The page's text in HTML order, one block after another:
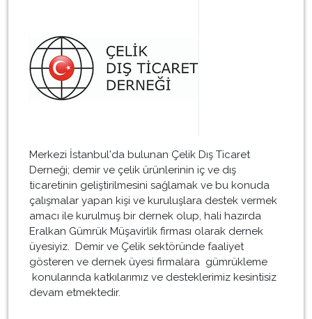
Merkezi İstanbul'da bulunan Çelik Dış Ticaret
Derneği; demir ve çelik ürünlerinin iç ve dış
ticaretinin geliştirilmesini sağlamak ve bu konuda
çalışmalar yapan kişi ve kuruluşlara destek vermek
amacı ile kurulmuş bir dernek olup, hali hazırda
Eralkan Gümrük Müşavirlik firması olarak dernek
üyesiyiz. Demir ve Çelik sektöründe faaliyet
gösteren ve dernek üyesi firmalara gümrükleme
konularında katkılarımız ve desteklerimiz kesintisiz
devam etmektedir.